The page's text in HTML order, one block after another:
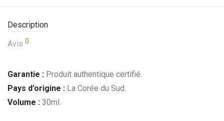
Description
Avis 0
Garantie : Produit authentique certifié.
Pays d’origine : La Corée du Sud.
Volume : 30ml.